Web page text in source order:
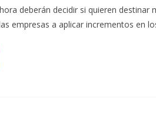
deberán decidir si quieren destinar
empresas a aplicar incrementos en